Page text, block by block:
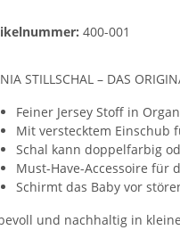
400-001
STILLSCHAL – DAS
Feiner Jersey Stoff in
Mit verstecktem Einschub
Schal kann doppelfarbig
Must-Have-Accessoire für
Schirmt das Baby vor
und nachhaltig in